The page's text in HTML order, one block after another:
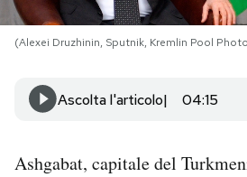
SHOP
CALENDARIO
AREA PERSONALE
(Alexei Druzhinin, Sputnik, Kremlin Pool
Ascolta l'articolo 04:15
Ashgabat, capitale del